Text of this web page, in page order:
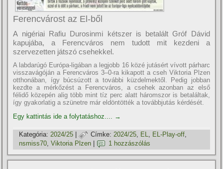
Ferencvárost az El-ből
A nigériai Rafiu Durosinmi kétszer is betalált Gróf Dávid
kapujába, a Ferencváros nem tudott mit kezdeni a
szervezetten játszó csehekkel.
A labdarúgó Európa-ligában a legjobb 16 közé jutásért vívott párharc
visszavágóján a Ferencváros 3–0-ra kikapott a cseh Viktoria Plzen
otthonában, így búcsúzott a további küzdelmektől. Pedig jobban
kezdte a mérkőzést a Ferencváros, a csehek azonban az első
félidő közepén alig több mint tíz perc alatt háromszor is betaláltak,
így gyakorlatig a szünetre már eldöntötték a továbbjutás kérdését.
Egy kattintás ide a folytatáshoz....
→
Kategória: 2024/25 Címke: 2024/25 EL EL-Play-off
nsmiss70 ,Viktoria Plzen 1 hozzászólás